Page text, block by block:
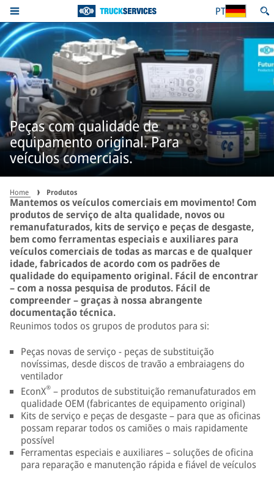
PT
Peças com qualidade de
equipamento original. Para
veículos comerciais.
Home Produtos
Mantemos os veículos comerciais em movimento! Com
produtos de serviço de alta qualidade, novos ou
remanufaturados, kits de serviço e peças de desgaste,
bem como ferramentas especiais e auxiliares para
veículos comerciais de todas as marcas e de qualquer
idade, fabricados de acordo com os padrões de
qualidade do equipamento original. Fácil de encontrar
– com a nossa pesquisa de produtos. Fácil de
compreender – graças à nossa abrangente
documentação técnica.
Reunimos todos os grupos de produtos para si:
Peças novas de serviço - peças de substituição
novíssimas, desde discos de travão a embraiagens do
ventilador
EconX® – produtos de substituição remanufaturados em
qualidade OEM (fabricantes de equipamento original)
Kits de serviço e peças de desgaste – para que as oficinas
possam reparar todos os camiões o mais rapidamente
possível
Ferramentas especiais e auxiliares – soluções de oficina
para reparação e manutenção rápida e fiável de veículos